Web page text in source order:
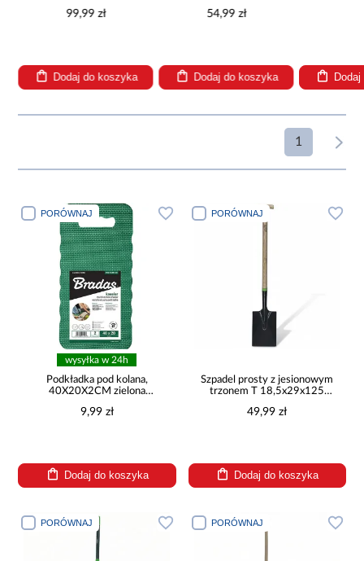
99,99 zł
Dodaj do koszyka
54,99 zł
Dodaj do koszyka
1
PORÓWNAJ
wysyłka w 24h
Podkładka pod kolana,
40X20X2CM zielona
9,99 zł
Dodaj do koszyka
PORÓWNAJ
Szpadel prosty z jesionowym
trzonem T 18,5x29x125
49,99 zł
Dodaj do koszyka
PORÓWNAJ PORÓWNAJ